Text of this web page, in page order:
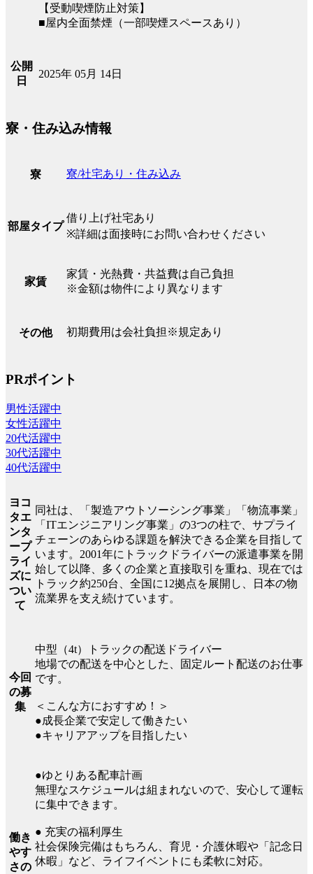
【受動喫煙防止対策】
■屋内全面禁煙（一部喫煙スペースあり）
公開
日
2025年 05月 14日
寮・住み込み情報
寮 寮/社宅あり・住み込み
部屋タイプ
借り上げ社宅あり
※詳細は面接時にお問い合わせください
家賃
家賃・光熱費・共益費は自己負担
※金額は物件により異なります
その他 初期費用は会社負担※規定あり
PRポイント
男性活躍中
女性活躍中
20代活躍中
30代活躍中
40代活躍中
ヨコ
タエ
ンタ
ープ
ライ
ズに
つい
て
同社は、「製造アウトソーシング事業」「物流事業」
「ITエンジニアリング事業」の3つの柱で、サプライ
チェーンのあらゆる課題を解決できる企業を目指して
います。2001年にトラックドライバーの派遣事業を開
始して以降、多くの企業と直接取引を重ね、現在では
トラック約250台、全国に12拠点を展開し、日本の物
流業界を支え続けています。
今回
の募
集
中型（4t）トラックの配送ドライバー
地場での配送を中心とした、固定ルート配送のお仕事
です。
＜こんな方におすすめ！＞
●成長企業で安定して働きたい
●キャリアアップを目指したい
働き
やす
さの
●ゆとりある配車計画
無理なスケジュールは組まれないので、安心して運転
に集中できます。
● 充実の福利厚生
社会保険完備はもちろん、育児・介護休暇や「記念日
休暇」など、ライフイベントにも柔軟に対応。